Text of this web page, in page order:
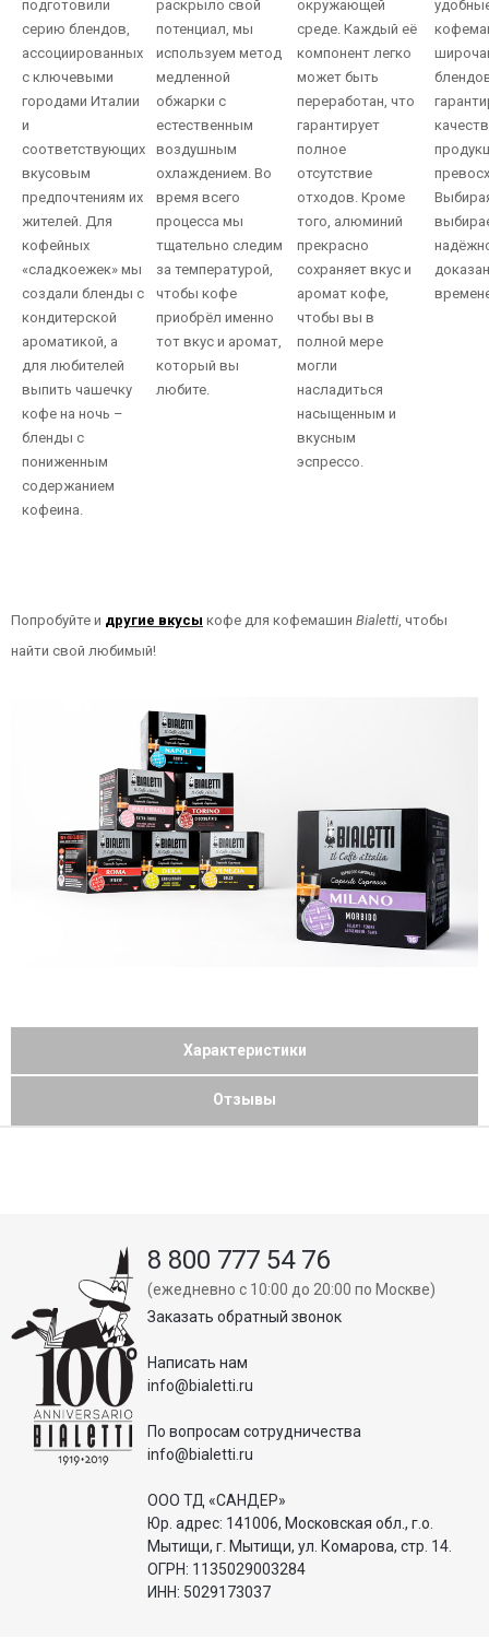
подготовили
серию блендов,
ассоциированных
с ключевыми
городами Италии
и
соответствующих
вкусовым
предпочтениям их
жителей. Для
кофейных
«сладкоежек» мы
создали бленды с
кондитерской
ароматикой, а
для любителей
выпить чашечку
кофе на ночь –
бленды с
пониженным
содержанием
кофеина.
раскрыло свой
потенциал, мы
используем метод
медленной
обжарки с
естественным
воздушным
охлаждением. Во
время всего
процесса мы
тщательно следим
за температурой,
чтобы кофе
приобрёл именно
тот вкус и аромат,
который вы
любите.
окружающей
среде. Каждый её
компонент легко
может быть
переработан, что
гарантирует
полное
отсутствие
отходов. Кроме
того, алюминий
прекрасно
сохраняет вкус и
аромат кофе,
чтобы вы в
полной мере
могли
насладиться
насыщенным и
вкусным
эспрессо.
Попробуйте и другие вкусы кофе для кофемашин Bialetti, чтобы
найти свой любимый!
Характеристики
Отзывы
8 800 777 54 76
(ежедневно с 10:00 до 20:00 по Москве)
Заказать обратный звонок
Написать нам
info@bialetti.ru
По вопросам сотрудничества
info@bialetti.ru
ООО ТД «САНДЕР»
Юр. адрес: 141006, Московская обл., г.о.
Мытищи, г. Мытищи, ул. Комарова, стр. 14.
ОГРН: 1135029003284
ИНН: 5029173037